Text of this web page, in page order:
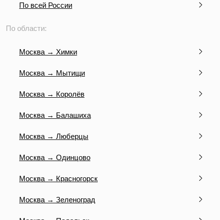
По всей России
По области:
Москва → Химки
Москва → Мытищи
Москва → Королёв
Москва → Балашиха
Москва → Люберцы
Москва → Одинцово
Москва → Красногорск
Москва → Зеленоград